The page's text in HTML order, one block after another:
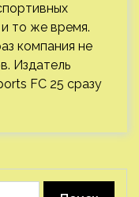
то же время.
компания не
Издатель
FC 25 сразу